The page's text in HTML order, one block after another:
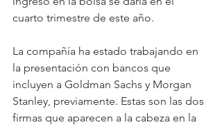
cuarto trimestre de este año.
La compañía ha estado trabajando en
la presentación con bancos que
incluyen a Goldman Sachs y Morgan
Stanley, previamente. Estas son las dos
firmas que aparecen a la cabeza en la